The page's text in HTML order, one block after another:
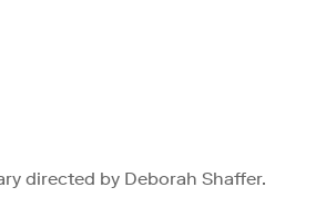
directed by Deborah Shaffer.